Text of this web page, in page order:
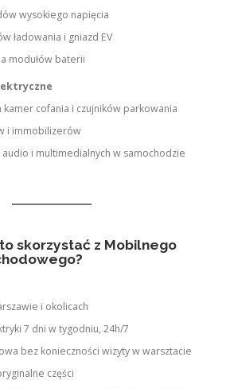
wysokiego napięcia
ładowania i gniazd EV
modułów baterii
kamer cofania i czujników parkowania
i immobilizerów
i multimedialnych w samochodzie
skorzystać z Mobilnego
i okolicach
7 dni w tygodniu, 24h/7
bez konieczności wizyty w warsztacie
części